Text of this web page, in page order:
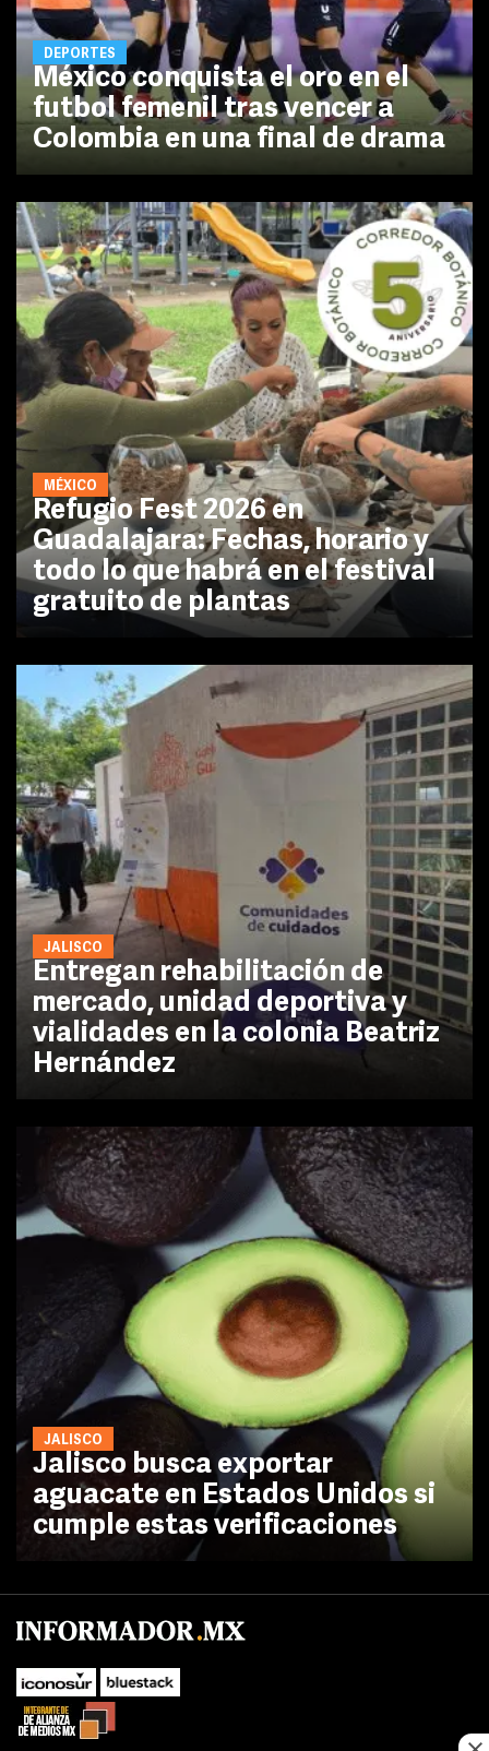
DEPORTES
México conquista el oro en el
futbol femenil tras vencer a
Colombia en una final de drama
MÉXICO
Refugio Fest 2026 en
Guadalajara: Fechas, horario y
todo lo que habrá en el festival
gratuito de plantas
JALISCO
Entregan rehabilitación de
mercado, unidad deportiva y
vialidades en la colonia Beatriz
Hernández
JALISCO
Jalisco busca exportar
aguacate en Estados Unidos si
cumple estas verificaciones